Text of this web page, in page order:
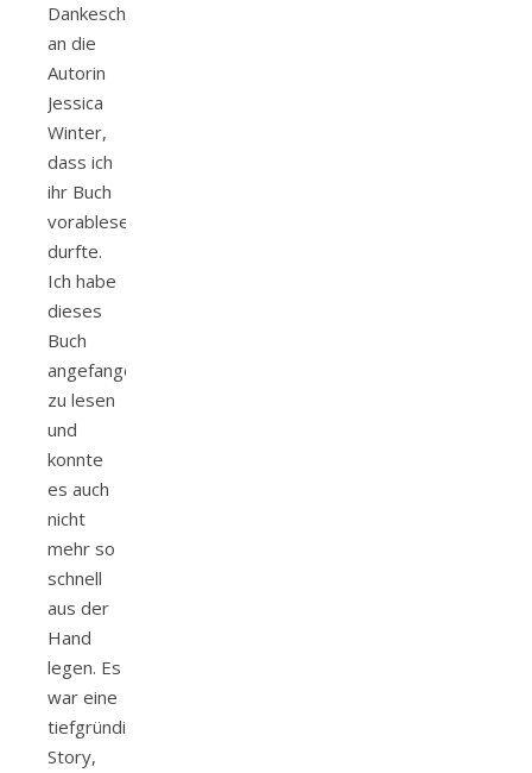
Dankeschön
an die
Autorin
Jessica
Winter,
dass ich
ihr Buch
vorablesen
durfte.
Ich habe
dieses
Buch
angefangen
zu lesen
und
konnte
es auch
nicht
mehr so
schnell
aus der
Hand
legen. Es
war eine
tiefgründige
Story,